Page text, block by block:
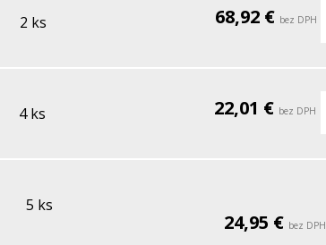
2 ks 68,92 € bez DPH
4 ks 22,01 € bez DPH
5 ks
24,95 € bez DPH